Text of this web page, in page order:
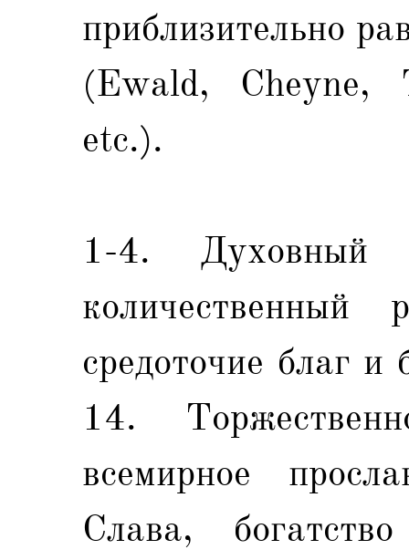
приблизительно
(Ewald, Cheyne,
etc.).
1-4.
средоточие благ и
14.
всемирное
Слава,